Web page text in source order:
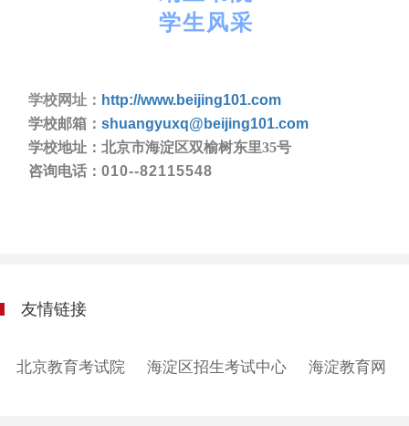
学生风采
学校网址： http://www.beijing101.com
学校邮箱： shuangyuxq@beijing101.com
学校地址： 北京市海淀区双榆树东里35号
咨询电话： 010--82115548
友情链接
北京教育考试院 海淀区招生考试中心 海淀教育网